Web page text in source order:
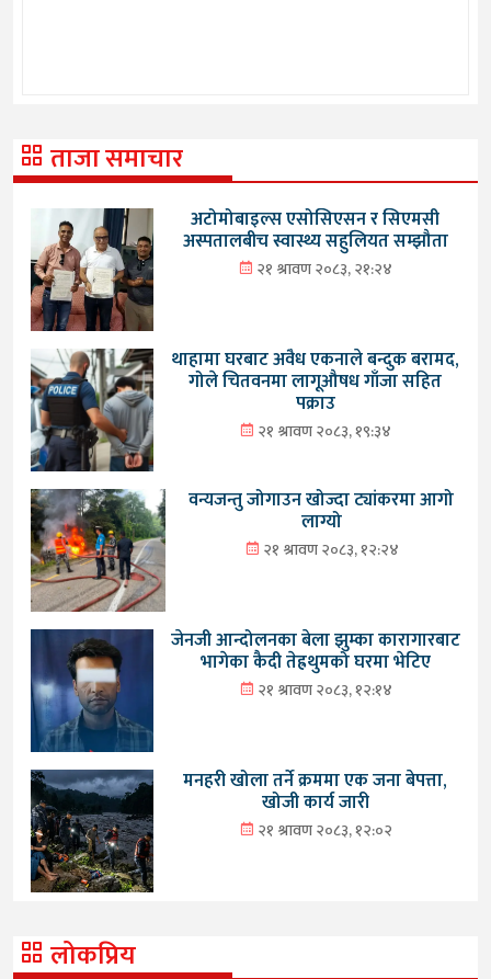
ताजा समाचार
अटोमोबाइल्स एसोसिएसन र सिएमसी
अस्पतालबीच स्वास्थ्य सहुलियत सम्झौता
२१ श्रावण २०८३, २१:२४
थाहामा घरबाट अवैध एकनाले बन्दुक बरामद,
गोले चितवनमा लागूऔषध गाँजा सहित
पक्राउ
२१ श्रावण २०८३, १९:३४
वन्यजन्तु जोगाउन खोज्दा ट्यांकरमा आगो
लाग्यो
२१ श्रावण २०८३, १२:२४
जेनजी आन्दोलनका बेला झुम्का कारागारबाट
भागेका कैदी तेह्रथुमको घरमा भेटिए
२१ श्रावण २०८३, १२:१४
मनहरी खोला तर्ने क्रममा एक जना बेपत्ता,
खोजी कार्य जारी
२१ श्रावण २०८३, १२:०२
लोकप्रिय